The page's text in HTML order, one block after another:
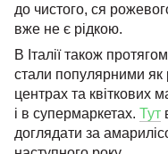
до чистого, ся
вже не є рідкою.
В Італії також
стали популярними як
центрах та квіткових
і в супермаркетах. Тут
доглядати за